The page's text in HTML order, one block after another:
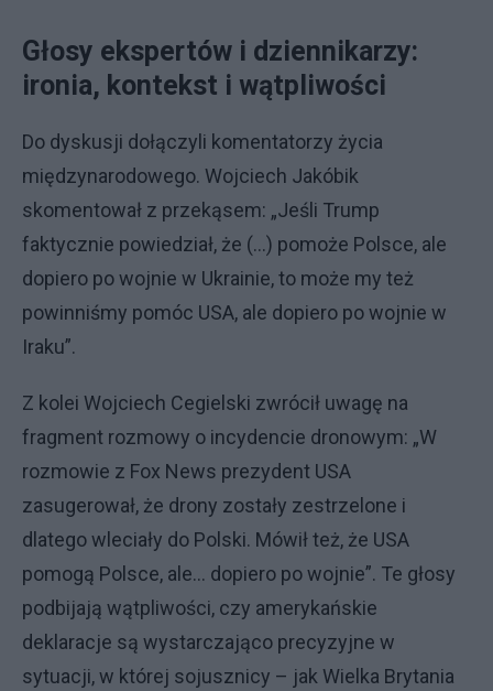
Głosy ekspertów i dziennikarzy:
ironia, kontekst i wątpliwości
Do dyskusji dołączyli komentatorzy życia
międzynarodowego. Wojciech Jakóbik
skomentował z przekąsem: „Jeśli Trump
faktycznie powiedział, że (…) pomoże Polsce, ale
dopiero po wojnie w Ukrainie, to może my też
powinniśmy pomóc USA, ale dopiero po wojnie w
Iraku”.
Z kolei Wojciech Cegielski zwrócił uwagę na
fragment rozmowy o incydencie dronowym: „W
rozmowie z Fox News prezydent USA
zasugerował, że drony zostały zestrzelone i
dlatego wleciały do Polski. Mówił też, że USA
pomogą Polsce, ale… dopiero po wojnie”. Te głosy
podbijają wątpliwości, czy amerykańskie
deklaracje są wystarczająco precyzyjne w
sytuacji, w której sojusznicy – jak Wielka Brytania